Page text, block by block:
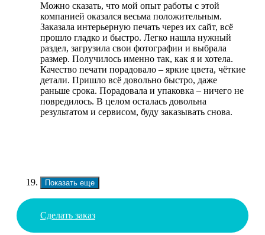
Можно сказать, что мой опыт работы с этой
компанией оказался весьма положительным.
Заказала интерьерную печать через их сайт, всё
прошло гладко и быстро. Легко нашла нужный
раздел, загрузила свои фотографии и выбрала
размер. Получилось именно так, как я и хотела.
Качество печати порадовало – яркие цвета, чёткие
детали. Пришло всё довольно быстро, даже
раньше срока. Порадовала и упаковка – ничего не
повредилось. В целом осталась довольна
результатом и сервисом, буду заказывать снова.
Показать еще
Сделать заказ